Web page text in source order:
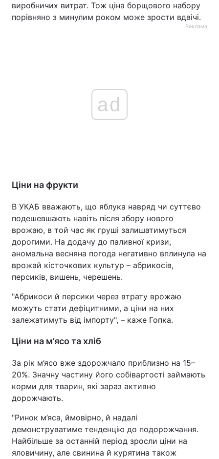
виробничих витрат. Тож ціна борщового набору
порівняно з минулим роком може зрости вдвічі.
Реклама
ad
Ціни на фрукти
В УКАБ вважають, що яблука навряд чи суттєво
подешевшають навіть після збору нового
врожаю, в той час як груші залишатимуться
дорогими. На додачу до паливної кризи,
аномальна весняна погода негативно вплинула на
врожай кісточкових культур – абрикосів,
персиків, вишень, черешень.
"Абрикоси й персики через втрату врожаю
можуть стати дефіцитними, а ціни на них
залежатимуть від імпорту", – каже Гопка.
Ціни на м’ясо та хліб
За рік м’ясо вже здорожчало приблизно на 15–
20%. Значну частину його собівартості займають
корми для тварин, які зараз активно
дорожчають.
"Ринок м’яса, ймовірно, й надалі
демонструватиме тенденцію до подорожчання.
Найбільше за останній період зросли ціни на
яловичину, але свинина й курятина також